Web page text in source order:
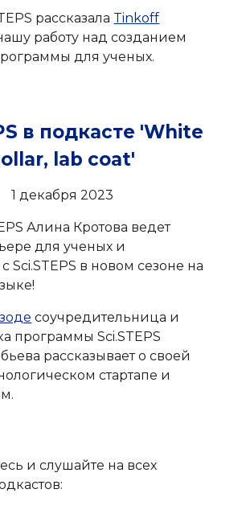
рассказала Tinkoff
работу над созданием
для ученых.
в подкасте 'White
lab coat'
1 декабря 2023
Алина Кротова ведет
для ученых и
Sci.STEPS в новом сезоне на
соучредительница и
программы Sci.STEPS
рассказывает о своей
стартапе и
и слушайте на всех